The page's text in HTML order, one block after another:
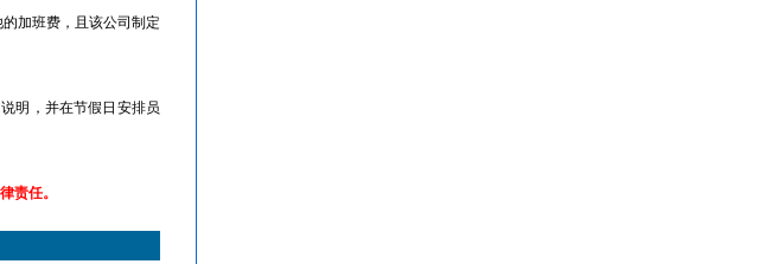
加班费，且该公司制定
明，并在节假日安排员
责任。